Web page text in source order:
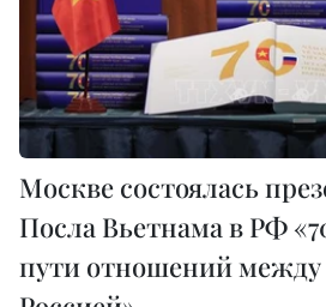
Москве состоялась
Посла Вьетнама в РФ
пути отношений